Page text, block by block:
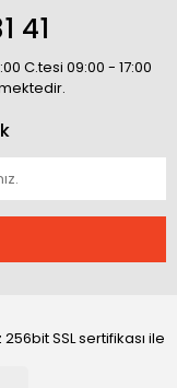
41
C.tesi 09:00 - 17:00
SSL sertifikası ile